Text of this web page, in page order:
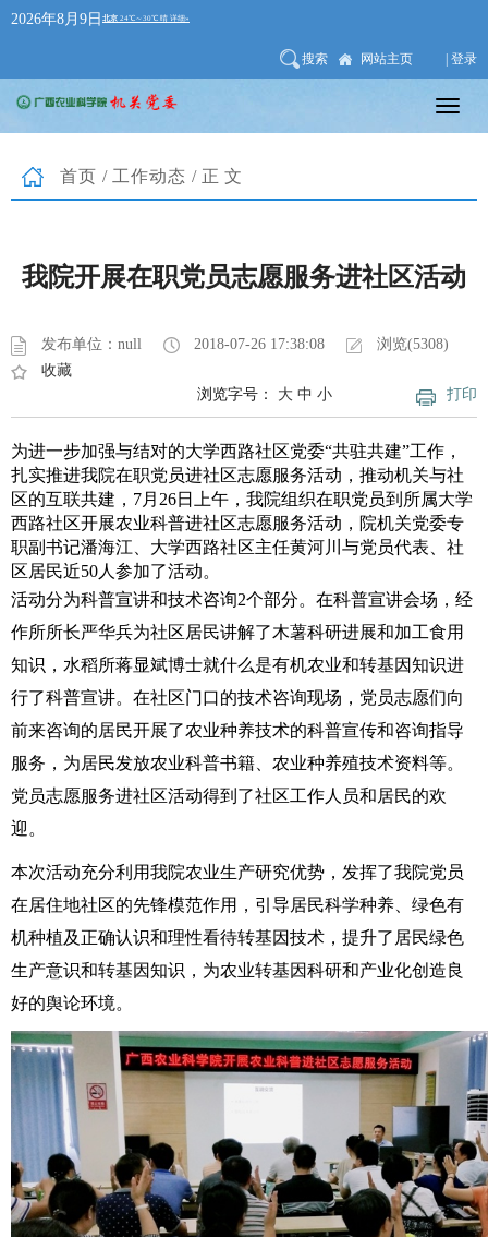
2026年8月9日
搜索 网站主页 | 登录
首页 / 工作动态 /正文
我院开展在职党员志愿服务进社区活动
发布单位：null 2018-07-26 17:38:08
浏览(5308)
收藏
打印
浏览字号： 大 中 小
为进一步加强与结对的大学西路社区党委“共驻共建”工作，
扎实推进我院在职党员进社区志愿服务活动，推动机关与社
区的互联共建，7月26日上午，我院组织在职党员到所属大学
西路社区开展农业科普进社区志愿服务活动，院机关党委专
职副书记潘海江、大学西路社区主任黄河川与党员代表、社
区居民近50人参加了活动。
活动分为科普宣讲和技术咨询2个部分。在科普宣讲会场，经
作所所长严华兵为社区居民讲解了木薯科研进展和加工食用
知识，水稻所蒋显斌博士就什么是有机农业和转基因知识进
行了科普宣讲。在社区门口的技术咨询现场，党员志愿们向
前来咨询的居民开展了农业种养技术的科普宣传和咨询指导
服务，为居民发放农业科普书籍、农业种养殖技术资料等。
党员志愿服务进社区活动得到了社区工作人员和居民的欢
迎。
本次活动充分利用我院农业生产研究优势，发挥了我院党员
在居住地社区的先锋模范作用，引导居民科学种养、绿色有
机种植及正确认识和理性看待转基因技术，提升了居民绿色
生产意识和转基因知识，为农业转基因科研和产业化创造良
好的舆论环境。